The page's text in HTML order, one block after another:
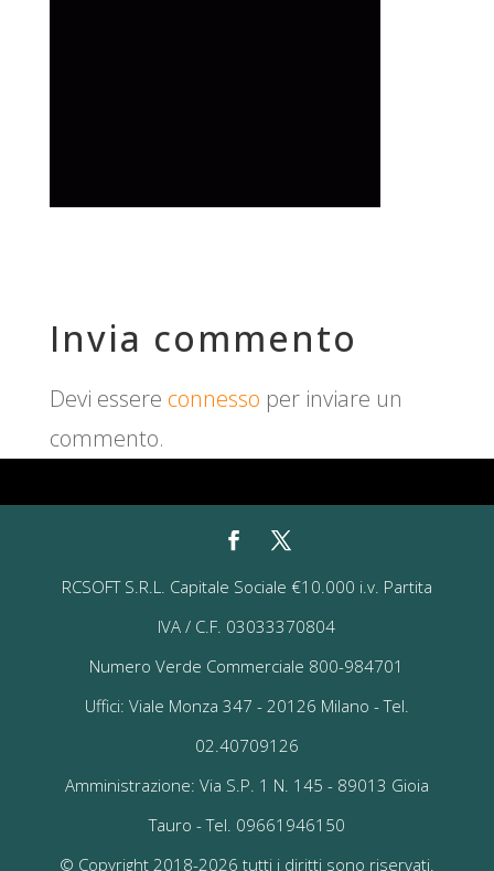
Invia commento
Devi essere connesso per inviare un
commento.
RCSOFT S.R.L. Capitale Sociale €10.000 i.v. Partita
IVA / C.F. 03033370804
Numero Verde Commerciale 800-984701
Uffici: Viale Monza 347 - 20126 Milano - Tel.
02.40709126
Amministrazione: Via S.P. 1 N. 145 - 89013 Gioia
Tauro - Tel. 09661946150
© Copyright 2018-2026 tutti i diritti sono riservati.